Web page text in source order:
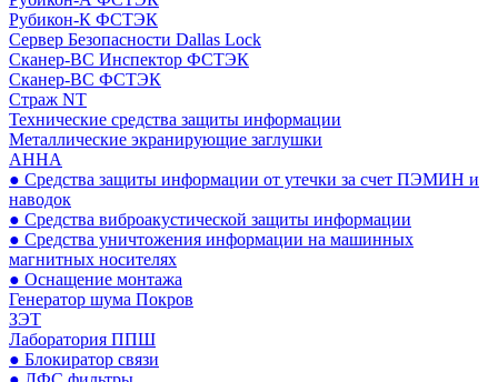
Рубикон-К ФСТЭК
Сервер Безопасности Dallas Lock
Сканер-ВС Инспектор ФСТЭК
Сканер-ВС ФСТЭК
Страж NT
Технические средства защиты информации
Металлические экранирующие заглушки
АННА
● Средства защиты информации от утечки за счет ПЭМИН и
наводок
● Средства виброакустической защиты информации
● Средства уничтожения информации на машинных
магнитных носителях
● Оснащение монтажа
Генератор шума Покров
ЗЭТ
Лаборатория ППШ
● Блокиратор связи